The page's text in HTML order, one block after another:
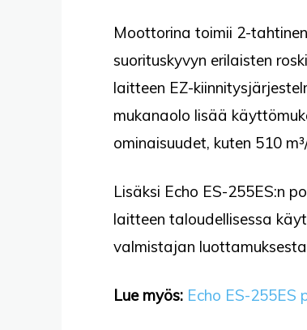
Moottorina toimii 2-
suorituskyvyn erilaisten
laitteen EZ-
mukanaolo lisää
ominaisuudet, kuten 510
Lisäksi Echo ES-255ES:n
laitteen taloudellisessa
valmistajan
Lue myös: Echo ES-255ES